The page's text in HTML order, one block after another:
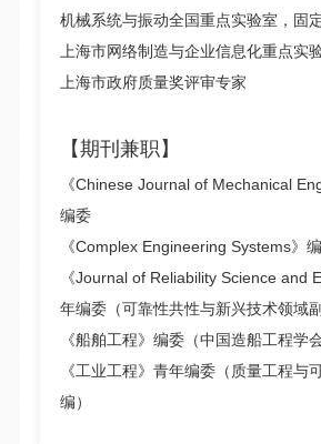
机械系统与振动全国重点实验室，固
上海市网络制造与企业信息化重点实
上海市政府质量奖评审专家
【期刊兼职】
《Chinese Journal of Mechanical
编委
《Complex Engineering Systems》
《Journal of Reliability Science and
年编委（可靠性共性与新兴技术领域
《船舶工程》编委（中国造船工程学
《工业工程》青年编委（质量工程与
编）